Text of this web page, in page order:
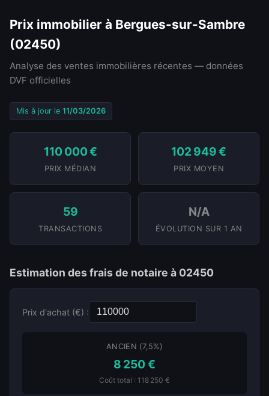
Prix immobilier à Bergues-sur-Sambre
(02450)
Analyse des ventes immobilières récentes — données
DVF officielles
Mis à jour le 11/03/2026
110 000 €
PRIX MÉDIAN
102 949 €
PRIX MOYEN
59
TRANSACTIONS
N/A
ÉVOLUTION SUR 1 AN
Estimation des frais de notaire à 02450
Prix d'achat (€) :
ANCIEN (7,5%)
8 250 €
Coût total : 118 250 €